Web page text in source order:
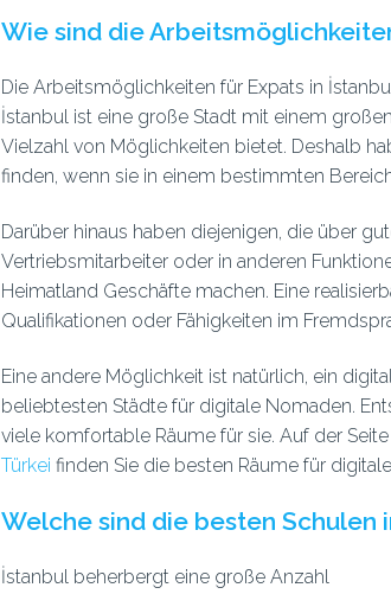
Wie sind die
Die Arbeitsmöglichkeiten für Expats in
İstanbul ist eine große Stadt mit einem
Vielzahl von Möglichkeiten bietet. Deshalb
finden, wenn sie in einem bestimmten
Darüber hinaus haben diejenigen, die über
Vertriebsmitarbeiter oder in anderen
Heimatland Geschäfte machen. Eine
Qualifikationen oder Fähigkeiten im
Eine andere Möglichkeit ist natürlich, ein
beliebtesten Städte für digitale Nomaden.
viele komfortable Räume für sie. Auf der Seite
Türkei finden Sie die besten Räume für
Welche sind die besten Schulen
İstanbul beherbergt eine große Anzahl